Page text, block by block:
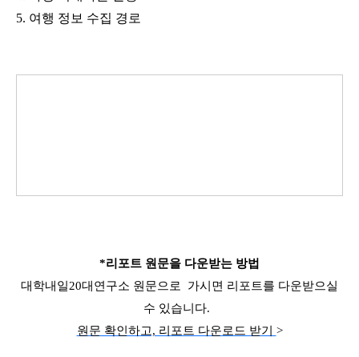
5. 여행 정보 수집 경로
*리포트 원문을 다운받는 방법
대학내일20대연구소 원문으로 가시면 리포트를 다운받으실
수 있습니다.
원문 확인하고, 리포트 다운로드 받기 >